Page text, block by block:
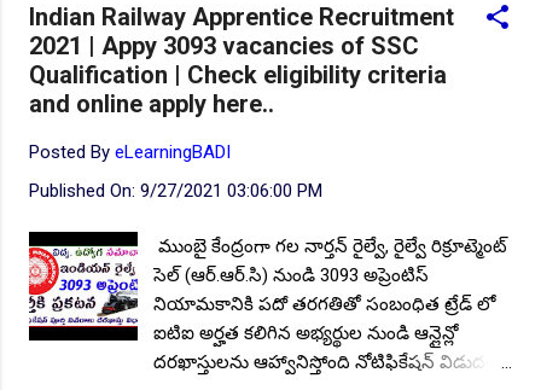
వారీగా ఖాళీలు: టెక్నికల్ అప్రెంటిస్ లో ఖాళీల
వివరాలు: 1. సివిల్ ఇంజనీరింగ్ - 01, 2. అగ్రికల్చర్
ఇంజనీరింగ్ - 01, 3. ఎలక్ట్రానిక్ & కమ్యూనికేషన్
ఇంజనీరింగ్ - 01, 4. కంప్యూటర్ ఇంజనీరింగ్ - 01,
7. మోడ్రన్ ఆఫీస్ మేనేజ్మెంట్ & సెక్రటేరియల్/
కమర్షియల్ ప్రాక్టీస్ - 04,.. గ్రాడ్యుయేట్ అప్రెంటీస్ లో
సైన్స్ - 01,.. విద్యార్హత: టెక్నికల్ అప్రెంటిస్ లకు; స్టేట్
టెక్నికల్ బోర్డ్/ యూనివర్సిటీ నుండి సంబంధిత ఫీల్డ్
లో మూడు సంవత్సరాల డిప్లమా ఉ...
Indian Railway Apprentice Recruitment
2021 | Appy 3093 vacancies of SSC
Qualification | Check eligibility criteria
and online apply here..
Posted By eLearningBADI
Published On: 9/27/2021 03:06:00 PM
ముంబై కేంద్రంగా గల నార్తన్ రైల్వే, రైల్వే రిక్రూట్మెంట్
సెల్ (ఆర్.ఆర్.సి) నుండి 3093 అప్రెంటిస్
నియామకానికి పదో తరగతితో సంబంధిత ట్రేడ్ లో
ఐటిఐ అర్హత కలిగిన అభ్యర్థుల నుండి ఆన్లైన్లో
దరఖాస్తులను ఆహ్వానిస్తోంది నోటిఫికేషన్ విడుదల